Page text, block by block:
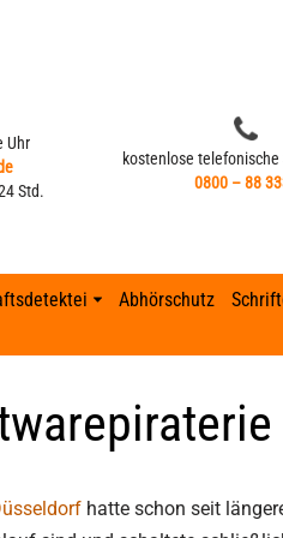
Uhr
Std.
kostenlose
0800 – 88
0800 – 88
–
Detektei
Diebstahl
Abhörschutz
hatte schon seit